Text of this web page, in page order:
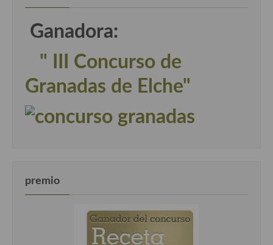
Ganadora:
" III Concurso de
Granadas de Elche"
premio